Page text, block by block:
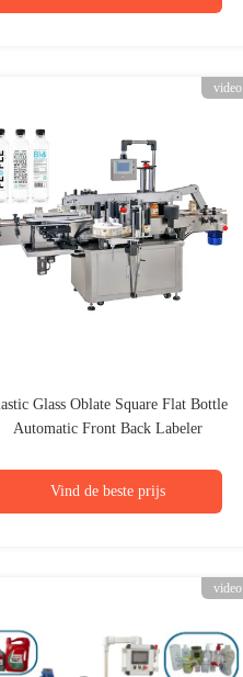
video
Glass Oblate Square Flat Bottle
Automatic Front Back Labeler
Vind de beste prijs
video